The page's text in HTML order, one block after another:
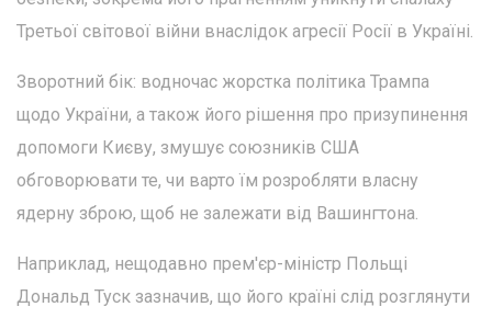
Третьої світової війни внаслідок агресії Росії в Україні.
Зворотний бік: водночас жорстка політика Трампа
щодо України, а також його рішення про призупинення
допомоги Києву, змушує союзників США
обговорювати те, чи варто їм розробляти власну
ядерну зброю, щоб не залежати від Вашингтона.
Наприклад, нещодавно прем'єр-міністр Польщі
Дональд Туск зазначив, що його країні слід розглянути